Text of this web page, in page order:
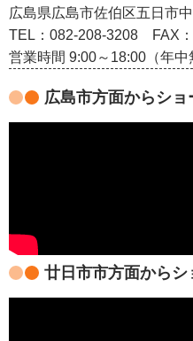
広島県広島市佐伯区五日市
TEL：082‐208‐3208
FAX
営業時間 9:00～18:00（年中
広島市方面からシ
廿日市市方面からシ